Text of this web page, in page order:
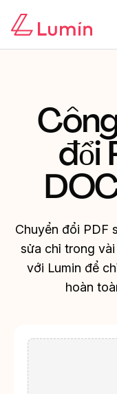
đổi
Chuyển đổi PDF
sửa chỉ trong
với Lumin để
hoàn